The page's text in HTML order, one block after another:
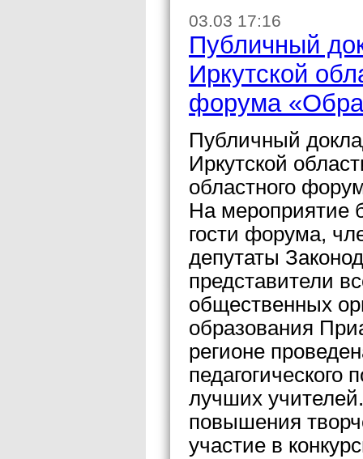
03.03 17:16
Публичный
Иркутской
форума
Публичный
Иркутской
областного
На мероприятие
гости форума,
депутаты
представители
общественных
образования
регионе
лучших
повышения
участие в